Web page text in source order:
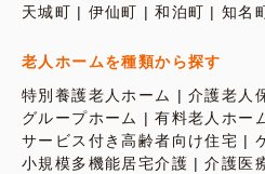
天城町
伊仙町 和泊町 知名
老人ホームを種類から探す
特別養護老人ホーム
介護老人
グループホーム
有料老人ホー
サービス付き高齢者向け住宅
小規模多機能居宅介護
介護医